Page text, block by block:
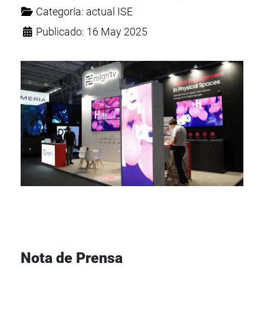
Categoría: actual ISE
Publicado: 16 May 2025
Nota de Prensa